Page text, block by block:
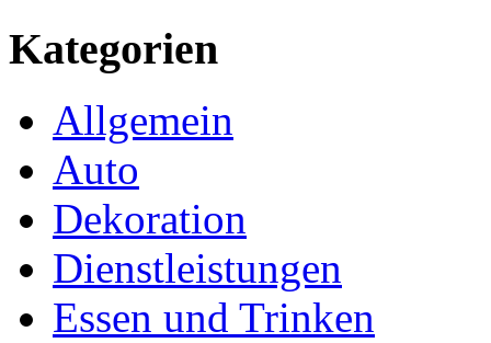
Kategorien
Allgemein
Auto
Dekoration
Dienstleistungen
Essen und Trinken